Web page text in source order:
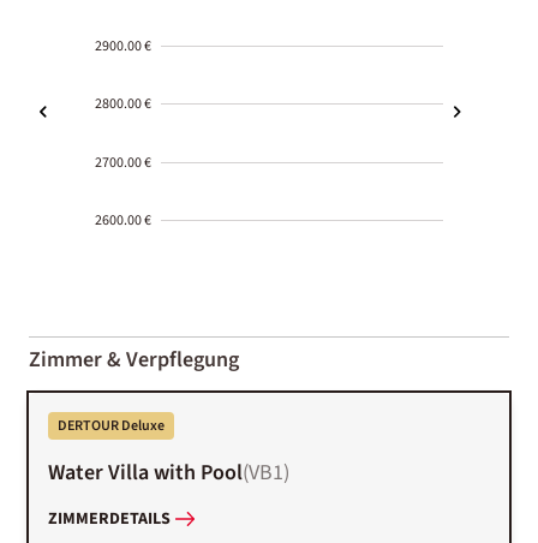
2900.00 €
2800.00 €
2700.00 €
2600.00 €
01-02
Zimmer & Verpflegung
DERTOUR Deluxe
Water Villa with Pool(VB1)
ZIMMERDETAILS